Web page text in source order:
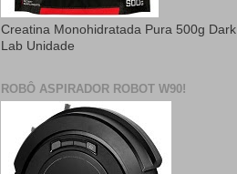
Creatina Monohidratada Pura 500g Dark
Lab Unidade
ROBÔ ASPIRADOR ROBOT W90!